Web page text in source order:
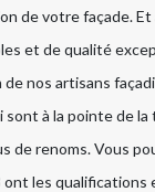
de votre façade.
et de qualité
nos artisans
sont à la pointe de
renoms. Vous
ont les qualifications